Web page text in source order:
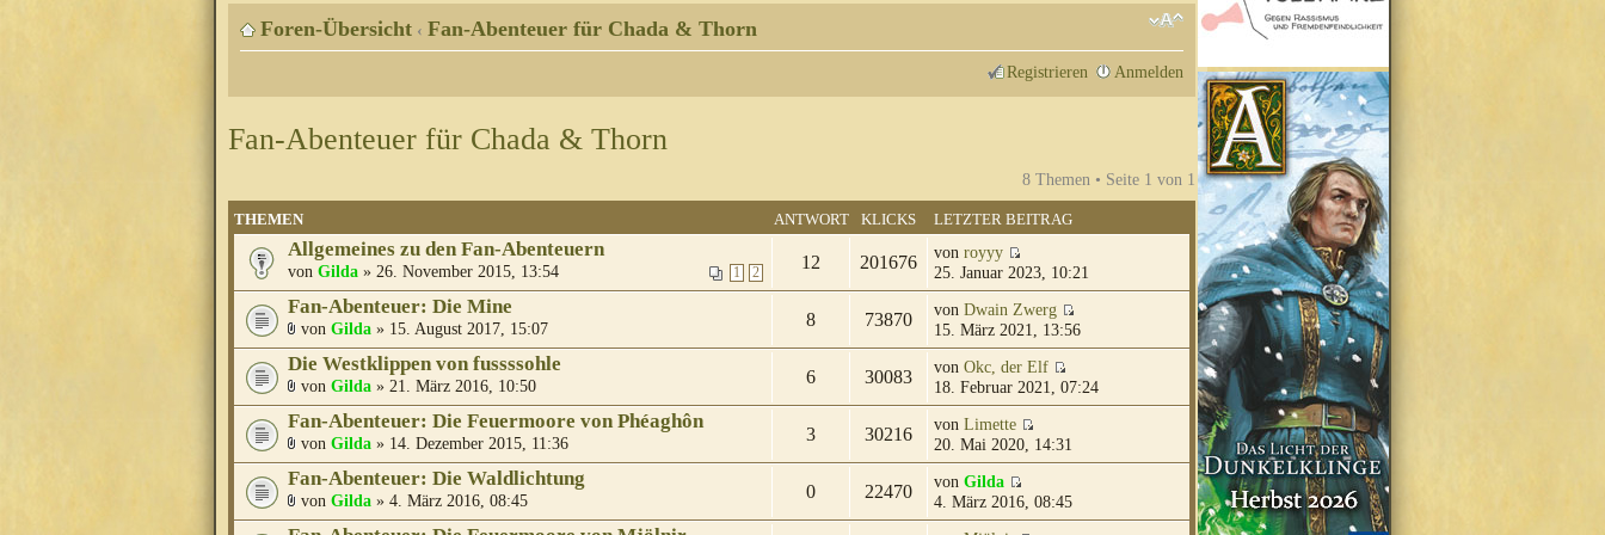
Foren-Übersicht ‹ Fan-Abenteuer für Chada & Thorn
Registrieren Anmelden
Fan-Abenteuer für Chada & Thorn
8 Themen • Seite 1 von 1
THEMEN ANTWORT KLICKS LETZTER BEITRAG
Allgemeines zu den Fan-Abenteuern
1 2
von Gilda » 26. November 2015, 13:54 12 201676 von royyy
25. Januar 2023, 10:21
Fan-Abenteuer: Die Mine
von Gilda » 15. August 2017, 15:07 8 73870 von Dwain Zwerg
15. März 2021, 13:56
Die Westklippen von fussssohle
von Gilda » 21. März 2016, 10:50 6 30083 von Okc, der Elf
18. Februar 2021, 07:24
Fan-Abenteuer: Die Feuermoore von Phéaghôn
von Gilda » 14. Dezember 2015, 11:36 3 30216 von Limette
20. Mai 2020, 14:31
Fan-Abenteuer: Die Waldlichtung
von Gilda » 4. März 2016, 08:45 0 22470 von Gilda
4. März 2016, 08:45